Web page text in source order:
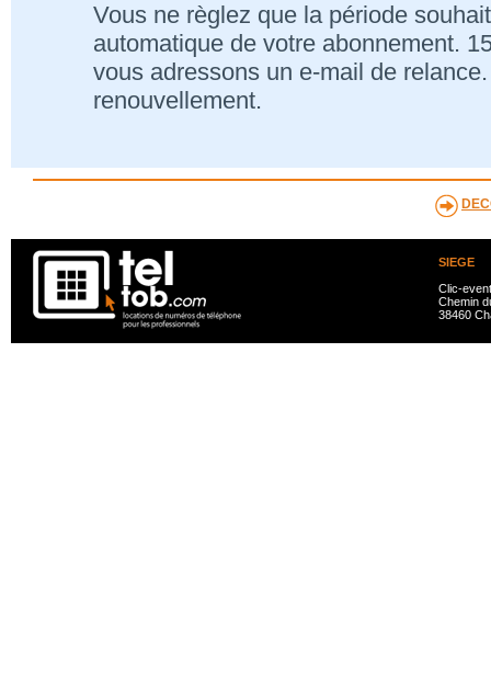
Vous ne règlez que la période
automatique de votre abonnement.
vous adressons un e-mail de
renouvellement.
SIEGE
Clic-
Chemin
38460